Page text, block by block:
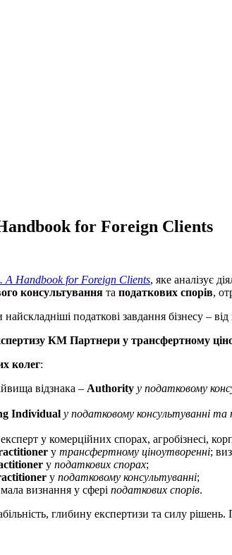
for Foreign Clients
Handbook for Foreign Clients, яке аналізує
консультування та податкових спорів,
податкові завдання бізнесу –
КМ Партнери у трансфертному
колег:
відзнака – Authority у податковому
Individual у податковому консультуванні та
у комерційних спорах, агробізнесі,
у трансфертному ціноутворенні;
у податкових спорах;
у податковому консультуванні;
визнання у сфері податкових спорів.
глибину експертизи та силу